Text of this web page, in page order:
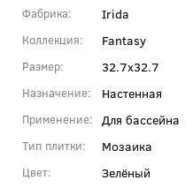
Фабрика Irida
Коллекция Fantasy
Размер 32.7x32.7
Назначение Настенная
Применение Для бассейна
Тип плитки Мозаика
Цвет Зелёный